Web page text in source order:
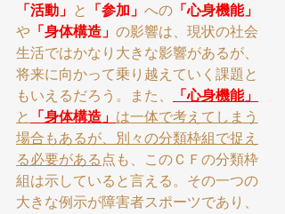
「活動」 と 「参加」 への 「心身機能」
や 「身体構造」 の影響は、現状の社会
生活ではかなり大きな影響があるが、
将来に向かって乗り越えていく課題と
もいえるだろう。また、
「心身機能」
と
「身体構造」 は一体で考えてしまう
場合もあるが、別々の分類枠組で捉え
る必要がある 点も、このＣＦの分類枠
組は示していると言える。その一つの
大きな例示が障害者スポーツであり、